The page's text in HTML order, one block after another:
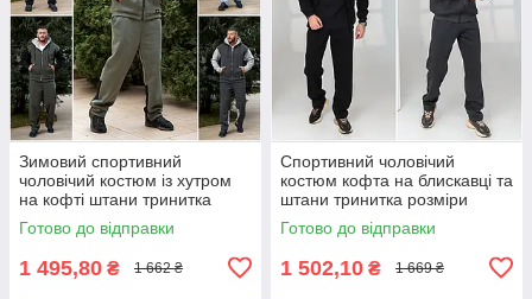
Зимовий спортивний
чоловічий костюм із хутром
на кофті штани тринитка
розміри батал
Готово до відправки
1 495,80 ₴ 1 662 ₴
Спортивний чоловічий
костюм кофта на блискавці та
штани тринитка розміри
батал на великий зірсист
Готово до відправки
1 502,10 ₴ 1 669 ₴